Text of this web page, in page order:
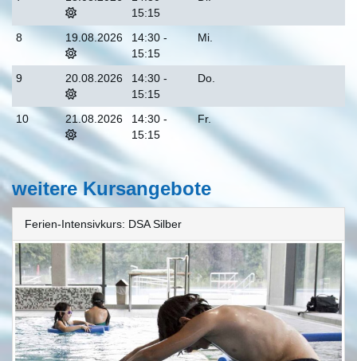
15:15
8 19.08.2026
14:30 -
15:15
Mi.
9 20.08.2026
14:30 -
15:15
Do.
10 21.08.2026
14:30 -
15:15
Fr.
weitere Kursangebote
Ferien-Intensivkurs: DSA Silber